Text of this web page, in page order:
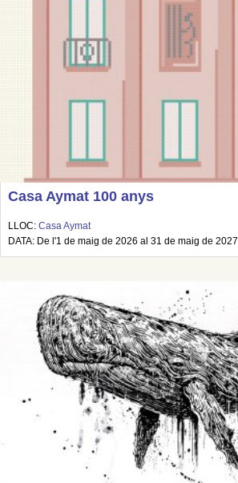
Casa Aymat 100 anys
LLOC: Casa Aymat
DATA: De l'1 de maig de 2026 al 31 de maig de 2027